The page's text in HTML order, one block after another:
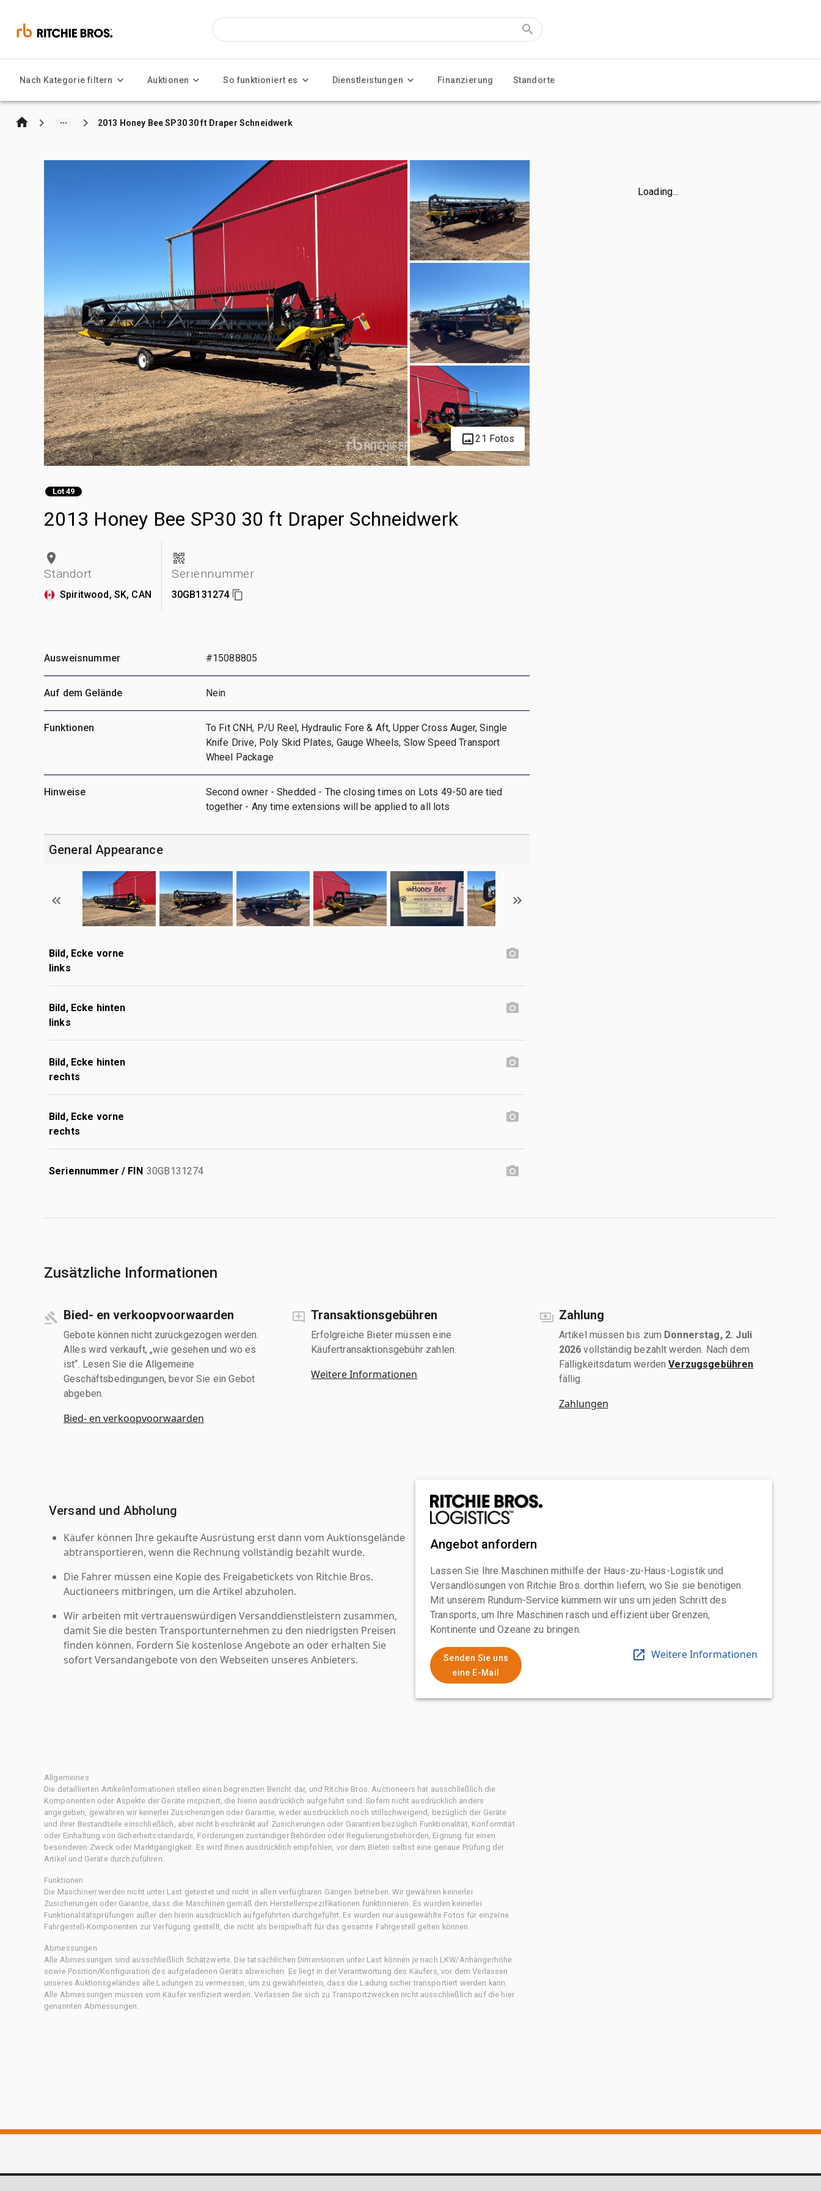
Nach Kategorie filtern Auktionen So funktioniert es Dienstleistungen Finanzierung Standorte
2013 Honey Bee SP30 30 ft Draper Schneidwerk
21 Fotos
Lot 49
2013 Honey Bee SP30 30 ft Draper Schneidwerk
Standort
Spiritwood, SK, CAN
Seriennummer
30GB131274
Loading...
Ausweisnummer #15088805
Auf dem Gelände Nein
Funktionen
To Fit CNH, P/U Reel, Hydraulic Fore & Aft, Upper Cross Auger, Single
Knife Drive, Poly Skid Plates, Gauge Wheels, Slow Speed Transport
Wheel Package
Hinweise
Second owner - Shedded - The closing times on Lots 49-50 are tied
together - Any time extensions will be applied to all lots
General Appearance
Bild, Ecke vorne
links
Bild, Ecke hinten
links
Bild, Ecke hinten
rechts
Bild, Ecke vorne
rechts
Seriennummer / FIN 30GB131274
Zusätzliche Informationen
Bied- en verkoopvoorwaarden
Gebote können nicht zurückgezogen werden.
Alles wird verkauft, „wie gesehen und wo es
ist“. Lesen Sie die Allgemeine
Geschäftsbedingungen, bevor Sie ein Gebot
abgeben.
Bied- en verkoopvoorwaarden
Transaktionsgebühren
Erfolgreiche Bieter müssen eine
Käufertransaktionsgebühr zahlen.
Weitere Informationen
Zahlung
Artikel müssen bis zum Donnerstag, 2. Juli
2026 vollständig bezahlt werden. Nach dem
Fälligkeitsdatum werdenVerzugsgebühren
fällig.
Zahlungen
Versand und Abholung
Käufer können Ihre gekaufte Ausrüstung erst dann vom Auktionsgelände
abtransportieren, wenn die Rechnung vollständig bezahlt wurde.
Die Fahrer müssen eine Kopie des Freigabetickets von Ritchie Bros.
Auctioneers mitbringen, um die Artikel abzuholen.
Wir arbeiten mit vertrauenswürdigen Versanddienstleistern zusammen,
damit Sie die besten Transportunternehmen zu den niedrigsten Preisen
finden können. Fordern Sie kostenlose Angebote an oder erhalten Sie
sofort Versandangebote von den Webseiten unseres Anbieters.
Angebot anfordern
Lassen Sie Ihre Maschinen mithilfe der Haus-zu-Haus-Logistik und
Versandlösungen von Ritchie Bros. dorthin liefern, wo Sie sie benötigen.
Mit unserem Rundum-Service kümmern wir uns um jeden Schritt des
Transports, um Ihre Maschinen rasch und effizient über Grenzen,
Kontinente und Ozeane zu bringen.
Senden Sie uns
eine E-Mail
Weitere Informationen
Allgemeines
Die detaillierten Artikelinformationen stellen einen begrenzten Bericht dar, und Ritchie Bros. Auctioneers hat ausschließlich die
Komponenten oder Aspekte der Geräte inspiziert, die hierin ausdrücklich aufgeführt sind. Sofern nicht ausdrücklich anders
angegeben, gewähren wir keinerlei Zusicherungen oder Garantie, weder ausdrücklich noch stillschweigend, bezüglich der Geräte
und ihrer Bestandteile einschließlich, aber nicht beschränkt auf Zusicherungen oder Garantien bezüglich Funktionalität, Konformität
oder Einhaltung von Sicherheitsstandards, Forderungen zuständiger Behörden oder Regulierungsbehörden, Eignung für einen
besonderen Zweck oder Marktgängigkeit. Es wird Ihnen ausdrücklich empfohlen, vor dem Bieten selbst eine genaue Prüfung der
Artikel und Geräte durchzuführen.
Funktionen
Die Maschinen werden nicht unter Last getestet und nicht in allen verfügbaren Gängen betrieben. Wir gewähren keinerlei
Zusicherungen oder Garantie, dass die Maschinen gemäß den Herstellerspezifikationen funktionieren. Es wurden keinerlei
Funktionalitätsprüfungen außer den hierin ausdrücklich aufgeführten durchgeführt. Es wurden nur ausgewählte Fotos für einzelne
Fahrgestell-Komponenten zur Verfügung gestellt, die nicht als beispielhaft für das gesamte Fahrgestell gelten können.
Abmessungen
Alle Abmessungen sind ausschließlich Schätzwerte. Die tatsächlichen Dimensionen unter Last können je nach LKW/Anhängerhöhe
sowie Position/Konfiguration des aufgeladenen Geräts abweichen. Es liegt in der Verantwortung des Käufers, vor dem Verlassen
unseres Auktionsgeländes alle Ladungen zu vermessen, um zu gewährleisten, dass die Ladung sicher transportiert werden kann.
Alle Abmessungen müssen vom Käufer verifiziert werden. Verlassen Sie sich zu Transportzwecken nicht ausschließlich auf die hier
genannten Abmessungen.